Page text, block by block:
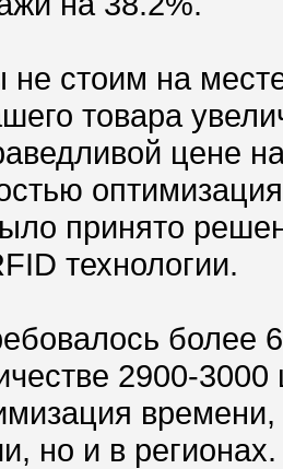
не стоим на
товара
цене
принято
технологии.
более
2900-
но и в регионах.